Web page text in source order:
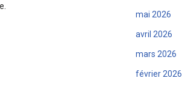
mai 2026
avril 2026
mars 2026
février 2026